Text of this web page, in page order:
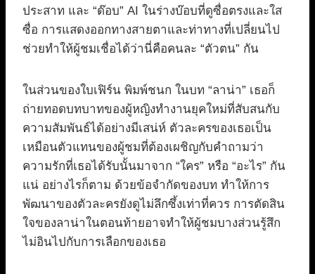
ประสาท และ “ด๊อบ” AI ในร่างบ๊อบที่ดูซื่อตรงและใส
ซื่อ การแสดงออกทางสายตาและท่าทางที่เปลี่ยนไป
ช่วยทำให้ผู้ชมเชื่อได้ว่านี่คือคนละ “ตัวตน” กัน
ในส่วนของใบเฟิร์น พิมพ์ชนก ในบท “ลาน่า” เธอก็
ถ่ายทอดบทบาทของผู้หญิงทำงานยุคใหม่ที่สับสนกับ
ความสัมพันธ์ได้อย่างมีเสน่ห์ ตัวละครของเธอเป็น
เหมือนตัวแทนของผู้ชมที่ต้องเผชิญกับคำถามว่า
ความรักที่เธอได้รับนั้นมาจาก “ใคร” หรือ “อะไร” กัน
แน่ อย่างไรก็ตาม ด้วยข้อจำกัดของบท ทำให้การ
พัฒนาของตัวละครยังดูไม่ลึกซึ้งเท่าที่ควร การตัดสิน
ใจของลาน่าในตอนท้ายอาจทำให้ผู้ชมบางส่วนรู้สึก
ไม่อินไปกับการเลือกของเธอ